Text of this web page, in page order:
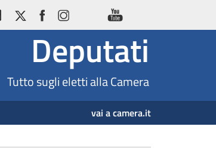
Deputati
Tutto sugli eletti alla Camera
vai a camera.it